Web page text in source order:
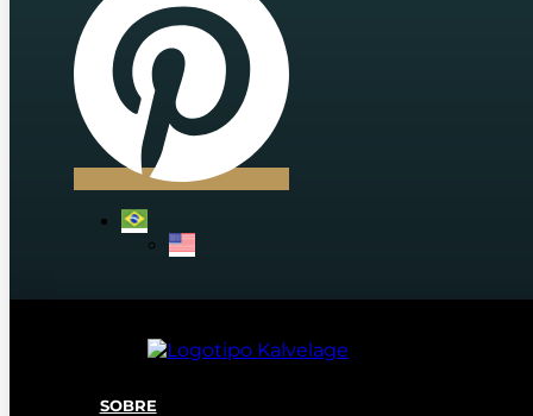
SOBRE